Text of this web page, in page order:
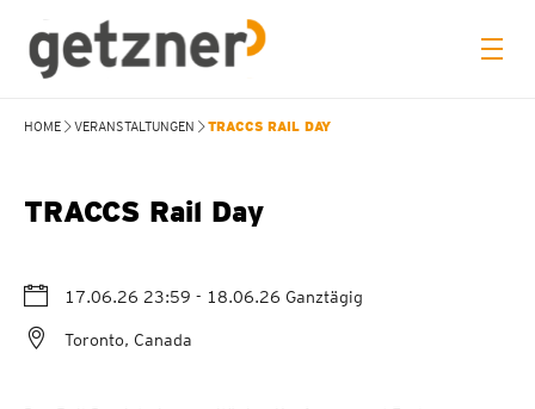
HOME VERANSTALTUNGEN TRACCS RAIL DAY
TRACCS Rail Day
17.06.26 23:59 - 18.06.26 Ganztägig
Toronto, Canada